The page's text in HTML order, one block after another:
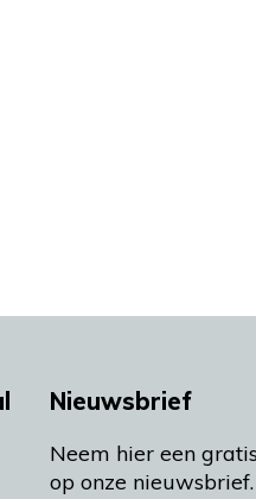
Nieuwsbrief
Neem hier een
op onze